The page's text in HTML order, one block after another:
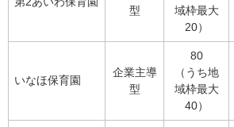
型
域枠最大
20）
いなほ保育園
企業主導
型
80
（うち地
域枠最大
40）